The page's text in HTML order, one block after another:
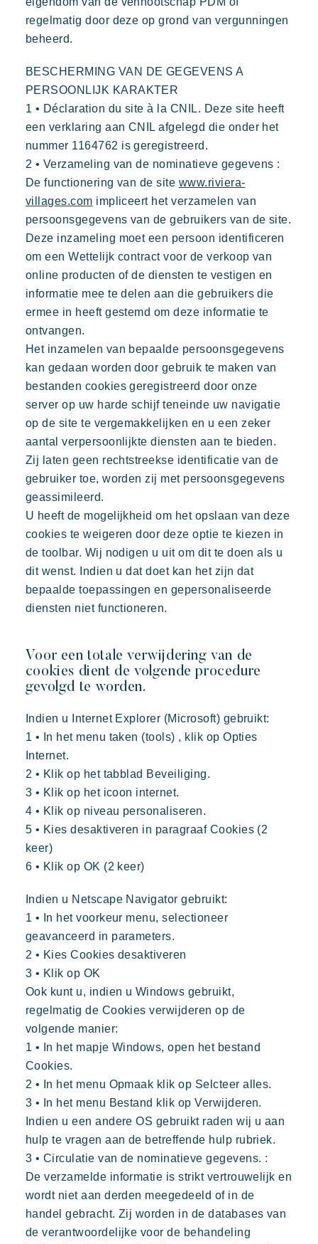
regelmatig door deze op grond van vergunningen
beheerd.
BESCHERMING VAN DE GEGEVENS A
PERSOONLIJK KARAKTER
1 • Déclaration du site à la CNIL. Deze site heeft
een verklaring aan CNIL afgelegd die onder het
nummer 1164762 is geregistreerd.
2 • Verzameling van de nominatieve gegevens :
De functionering van de site www.riviera-
villages.com impliceert het verzamelen van
persoonsgegevens van de gebruikers van de site.
Deze inzameling moet een persoon identificeren
om een Wettelijk contract voor de verkoop van
online producten of de diensten te vestigen en
informatie mee te delen aan die gebruikers die
ermee in heeft gestemd om deze informatie te
ontvangen.
Het inzamelen van bepaalde persoonsgegevens
kan gedaan worden door gebruik te maken van
bestanden cookies geregistreerd door onze
server op uw harde schijf teneinde uw navigatie
op de site te vergemakkelijken en u een zeker
aantal verpersoonlijkte diensten aan te bieden.
Zij laten geen rechtstreekse identificatie van de
gebruiker toe, worden zij met persoonsgegevens
geassimileerd.
U heeft de mogelijkheid om het opslaan van deze
cookies te weigeren door deze optie te kiezen in
de toolbar. Wij nodigen u uit om dit te doen als u
dit wenst. Indien u dat doet kan het zijn dat
bepaalde toepassingen en gepersonaliseerde
diensten niet functioneren.
Voor een totale verwijdering van de
cookies dient de volgende procedure
gevolgd te worden.
Indien u Internet Explorer (Microsoft) gebruikt:
1 • In het menu taken (tools) , klik op Opties
Internet.
2 • Klik op het tabblad Beveiliging.
3 • Klik op het icoon internet.
4 • Klik op niveau personaliseren.
5 • Kies desaktiveren in paragraaf Cookies (2
keer)
6 • Klik op OK (2 keer)
Indien u Netscape Navigator gebruikt:
1 • In het voorkeur menu, selectioneer
geavanceerd in parameters.
2 • Kies Cookies desaktiveren
3 • Klik op OK
Ook kunt u, indien u Windows gebruikt,
regelmatig de Cookies verwijderen op de
volgende manier:
1 • In het mapje Windows, open het bestand
Cookies.
2 • In het menu Opmaak klik op Selcteer alles.
3 • In het menu Bestand klik op Verwijderen.
Indien u een andere OS gebruikt raden wij u aan
hulp te vragen aan de betreffende hulp rubriek.
3 • Circulatie van de nominatieve gegevens. :
De verzamelde informatie is strikt vertrouwelijk en
wordt niet aan derden meegedeeld of in de
handel gebracht. Zij worden in de databases van
de verantwoordelijke voor de behandeling